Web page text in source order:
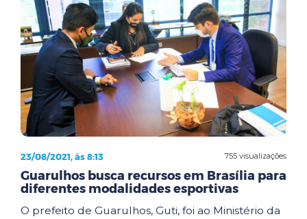
755 visualizações
23/08/2021, às 8:13
Guarulhos busca recursos em Brasília para
diferentes modalidades esportivas
O prefeito de Guarulhos, Guti, foi ao Ministério da